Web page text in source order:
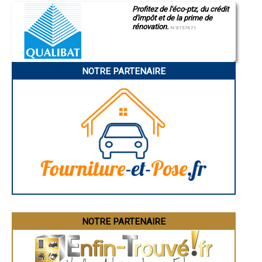
- Entreprise de rénovation immobilière à Dému
- Entreprise de rénovation immobilière à Le Brouilh-Monbert
- Entreprise de rénovation immobilière à Haget
- Entreprise de rénovation immobilière à Labéjan
- Entreprise de rénovation immobilière à Sarrant
- Entreprise de rénovation immobilière à Brugnens
- Entreprise de rénovation immobilière à Panassac
- Entreprise de rénovation immobilière à Maurens
- Entreprise de rénovation immobilière à Saint-Mont
- Entreprise de rénovation immobilière à Lahitte
- Entreprise de rénovation immobilière à Saint-Sauvy
- Entreprise de rénovation immobilière à Gimbrède
- Entreprise de rénovation immobilière à Ladevèze-Ville
- Entreprise de rénovation immobilière à Tillac
- Entreprise de rénovation immobilière à Monbrun
- Entreprise de rénovation immobilière à Orbessan
- Entreprise de rénovation immobilière à Esclassan-Labastide
- Entreprise de rénovation immobilière à Saint-Blancard
- Entreprise de rénovation immobilière à Castillon-Savès
- Entreprise de rénovation immobilière à Fourcès
- Entreprise de rénovation immobilière à Arblade-le-Haut
- Entreprise de rénovation immobilière à Seysses-Savès
Montluçon
Manosque
Gap
Charleville-Mézières
Pamiers
Narbonne
Saint-Brieuc
Besançon
Évreux
Brest
Toulouse
Profitez de l'éco-ptz, du crédit
d'impôt et de la prime de
rénovation. N°E157671
NOTRE PARTENAIRE
NOTRE PARTENAIRE